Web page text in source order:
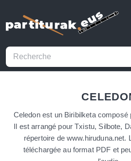
Celedon est un Biribilketa composé
Il est arrangé pour Txistu, Silbote,
répertoire de www.hiruduna.net.
téléchargée au format PDF et